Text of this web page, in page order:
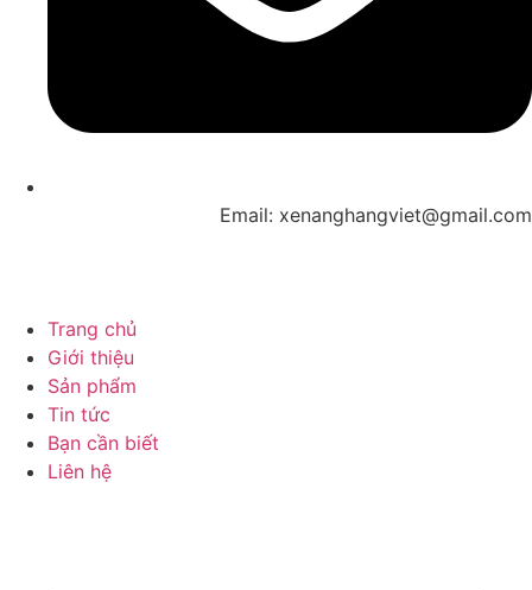
Email: xenanghangviet@gmail.com
Trang chủ
Giới thiệu
Sản phẩm
Tin tức
Bạn cần biết
Liên hệ